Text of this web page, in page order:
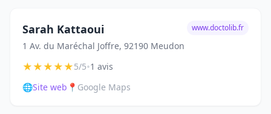
Sarah Kattaoui
1 Av. du Maréchal Joffre, 92190 Meudon
www.doctolib.fr
★★★★★5/5•1 avis
🌐Site web 📍 Google Maps